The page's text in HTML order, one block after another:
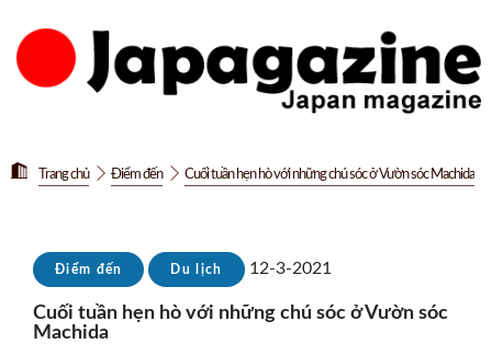
Trang chủ Điểm đến Cuối tuần hẹn hò với những chú sóc ở Vườn sóc Machida
Điểm đến Du lịch 12-3-2021
Cuối tuần hẹn hò với những chú sóc ở Vườn sóc
Machida